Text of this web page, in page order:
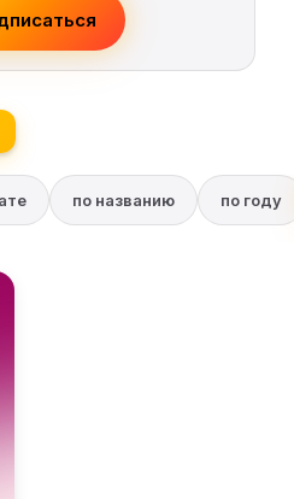
по названию по году